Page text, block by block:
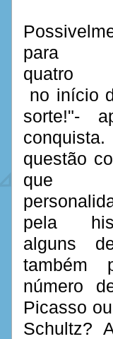
para
quatro
no início
sorte!"-
questão
que
pela
alguns
também
número
Picasso
Schultz?